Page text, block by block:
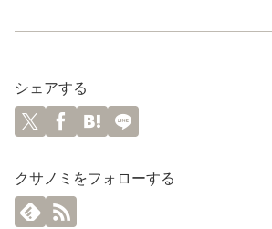
シェアする
クサノミをフォローする